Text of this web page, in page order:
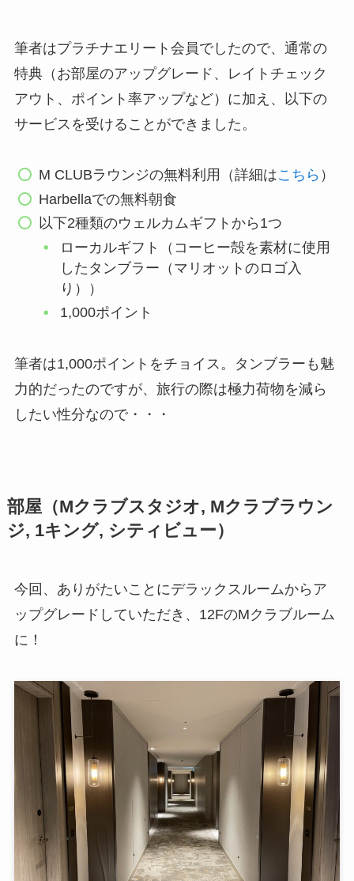
筆者はプラチナエリート会員でしたので、通常の
特典（お部屋のアップグレード、レイトチェック
アウト、ポイント率アップなど）に加え、以下の
サービスを受けることができました。
M CLUBラウンジの無料利用（詳細はこちら ）
Harbellaでの無料朝食
以下2種類のウェルカムギフトから1つ
ローカルギフト（コーヒー殻を素材に使用
したタンブラー（マリオットのロゴ入
り））
1,000ポイント
筆者は1,000ポイントをチョイス。タンブラーも魅
力的だったのですが、旅行の際は極力荷物を減ら
したい性分なので・・・
部屋（Mクラブスタジオ, Mクラブラウン
ジ, 1キング, シティビュー）
今回、ありがたいことにデラックスルームからア
ップグレードしていただき、12FのMクラブルーム
に！